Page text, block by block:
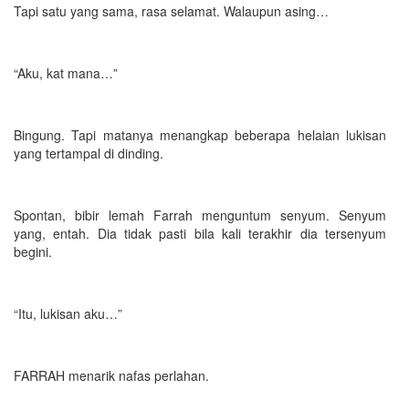
Tapi satu yang sama, rasa selamat. Walaupun asing…
“Aku, kat mana…”
Bingung. Tapi matanya menangkap beberapa helaian lukisan
yang tertampal di dinding.
Spontan, bibir lemah Farrah menguntum senyum. Senyum
yang, entah. Dia tidak pasti bila kali terakhir dia tersenyum
begini.
“Itu, lukisan aku…”
FARRAH menarik nafas perlahan.